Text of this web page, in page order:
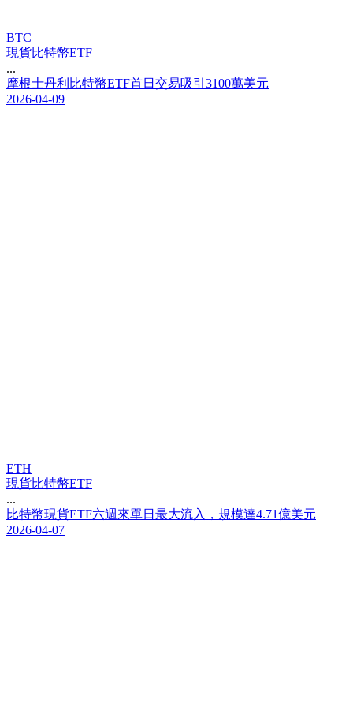
BTC
現貨比特幣ETF
...
摩根士丹利 比特幣ETF首日 交易吸引 3100萬美元
2026-04-09
ETH
現貨比特幣ETF
...
比特幣現貨ETF六週 來單日 最大流入 ， 規模達4.71億美元
2026-04-07